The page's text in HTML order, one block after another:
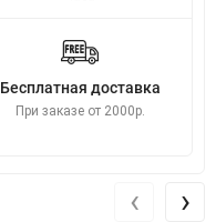
Бесплатная доставка
При заказе от 2000р.
‹ ›